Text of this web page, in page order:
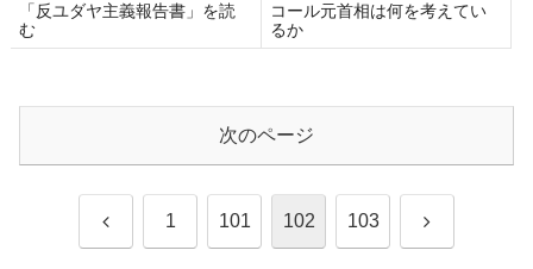
「反ユダヤ主義報告書」を読
む
コール元首相は何を考えてい
るか
次のページ
前 1 101 102 103 次